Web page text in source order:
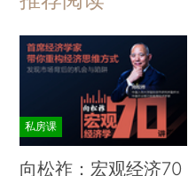
私房课
向松祚：宏观经济70